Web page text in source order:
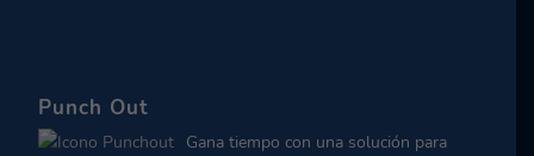
Punch Out
Gana tiempo con una solución para